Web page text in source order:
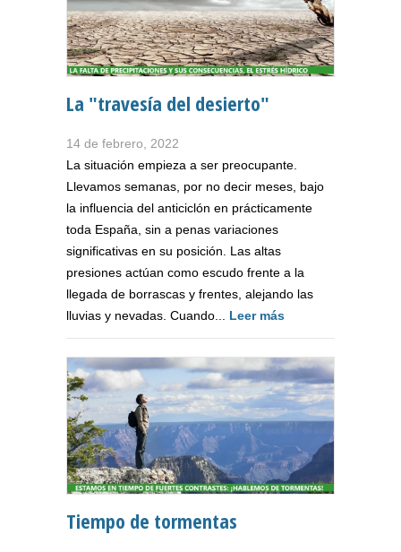
La "travesía del desierto"
14 de febrero, 2022
La situación empieza a ser preocupante.
Llevamos semanas, por no decir meses, bajo
la influencia del anticiclón en prácticamente
toda España, sin a penas variaciones
significativas en su posición. Las altas
presiones actúan como escudo frente a la
llegada de borrascas y frentes, alejando las
lluvias y nevadas. Cuando... Leer más
Tiempo de tormentas